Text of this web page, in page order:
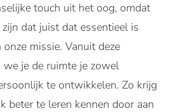
touch uit het oog, omdat
dat juist dat essentieel is
missie. Vanuit deze
je de ruimte je zowel
te ontwikkelen. Zo krijg
beter te leren kennen door aan